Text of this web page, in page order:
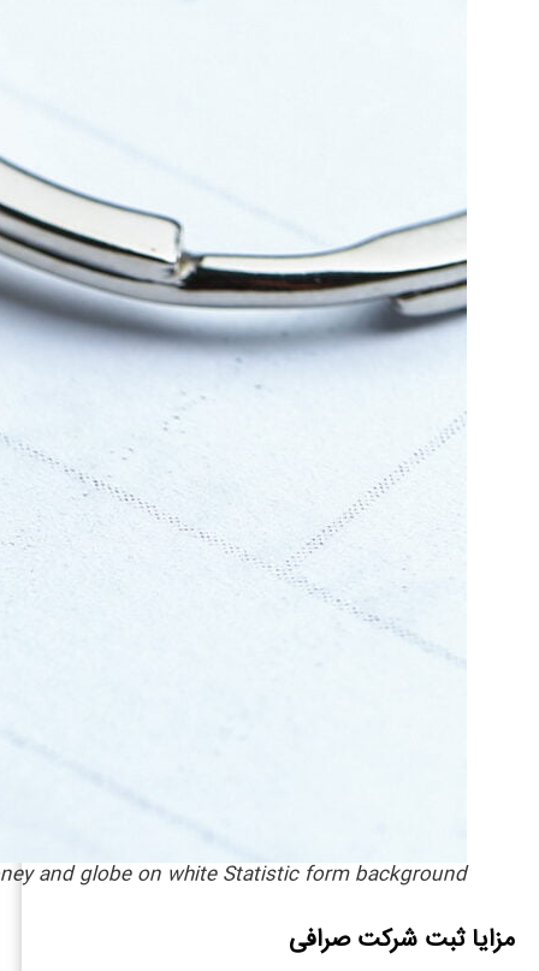
and globe on white Statistic form background
مزایا ثبت شرکت صرافی